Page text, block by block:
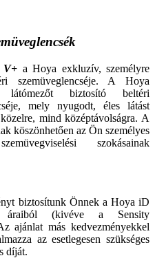
V+ a Hoya exkluzív, személyre
szemüveglencséje. A Hoya
látómezőt biztosító beltéri
mely nyugodt, éles látást
mind középtávolságra. A
köszönhetően az Ön személyes
szokásainak
biztosítunk Önnek a Hoya iD
áraiból (kivéve a Sensity
ajánlat más kedvezményekkel
az esetlegesen szükséges
díját.